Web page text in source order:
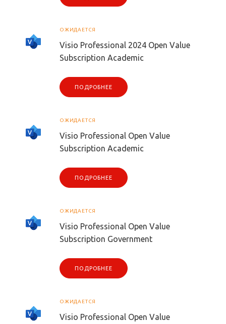
ОЖИДАЕТСЯ
Visio Professional 2024 Open Value
Subscription Academic
ПОДРОБНЕЕ
ОЖИДАЕТСЯ
Visio Professional Open Value
Subscription Academic
ПОДРОБНЕЕ
ОЖИДАЕТСЯ
Visio Professional Open Value
Subscription Government
ПОДРОБНЕЕ
ОЖИДАЕТСЯ
Visio Professional Open Value